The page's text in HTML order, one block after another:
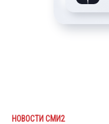
НОВОСТИ СМИ2